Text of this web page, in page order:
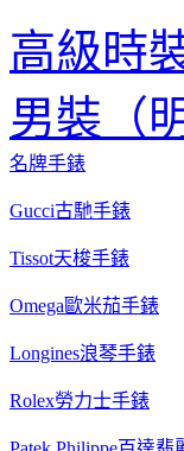
高級時
男裝（
名牌手錶
Gucci古馳手錶
Tissot天梭手錶
Omega歐米茄手錶
Longines浪琴手錶
Rolex勞力士手錶